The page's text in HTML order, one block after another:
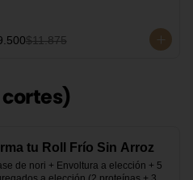
$11.875
cortes)
tu Roll Frío Sin Arroz
de nori + Envoltura a elección + 5